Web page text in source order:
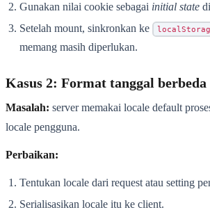
Gunakan nilai cookie sebagai initial state
Setelah mount, sinkronkan ke
memang masih diperlukan.
Kasus 2: Format tanggal berbeda
Masalah: server memakai locale default
locale pengguna.
Perbaikan:
Tentukan locale dari request atau setting
Serialisasikan locale itu ke client.